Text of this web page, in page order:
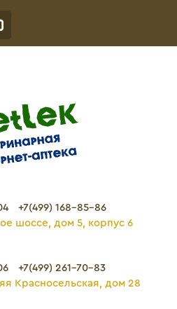
+7(499) 168-85-86
шоссе, дом 5, корпус 6
+7(499) 261-70-83
Красносельская, дом 28